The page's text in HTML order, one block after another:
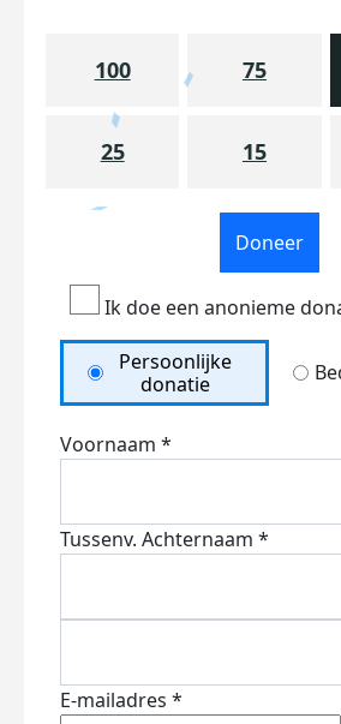
100 75
25 15
Doneer
Ik doe een anonieme
Persoonlijke
donatie
Voornaam *
Tussenv. Achternaam *
E-mailadres *